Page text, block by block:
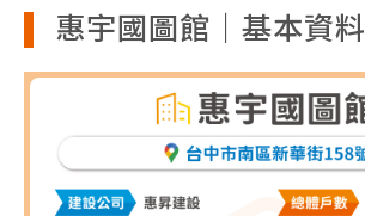
惠宇國圖館｜基本資料